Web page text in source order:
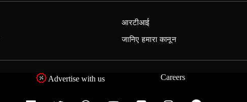
आरटीआई
जानिए हमारा कानून
Advertise with us Careers